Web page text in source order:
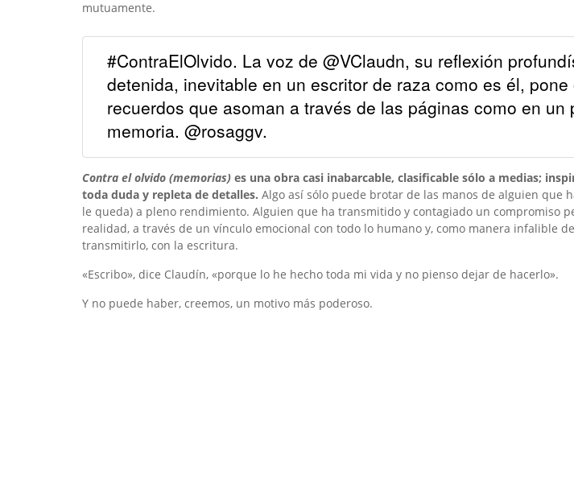
mutuamente.
#ContraElOlvido. La voz de @VClaudn, su reflexión
detenida, inevitable en un escritor de raza como es él, pone
recuerdos que asoman a través de las páginas como en un
memoria. @rosaggv.
Contra el olvido (memorias) es una obra casi inabarcable, clasificable sólo a medias;
toda duda y repleta de detalles. Algo así sólo puede brotar de las manos de alguien que
le queda) a pleno rendimiento. Alguien que ha transmitido y contagiado un compromiso
realidad, a través de un vínculo emocional con todo lo humano y, como manera infalible
transmitirlo, con la escritura.
«Escribo», dice Claudín, «porque lo he hecho toda mi vida y no pienso dejar de hacerlo».
Y no puede haber, creemos, un motivo más poderoso.